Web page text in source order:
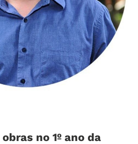
no 1º ano da